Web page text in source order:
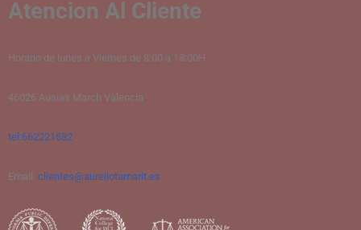
Atencion Al Cliente
Horario de lunes a Viernes de 8:00 a 18:00H
46026 Ausias March Valencia
tel:662221582
Email: clientes@aureliotamarit.es